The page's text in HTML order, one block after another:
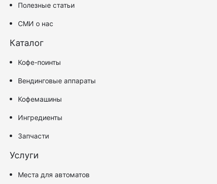
Полезные статьи
СМИ о нас
Каталог
Кофе-поинты
Вендинговые аппараты
Кофемашины
Ингредиенты
Запчасти
Услуги
Места для автоматов